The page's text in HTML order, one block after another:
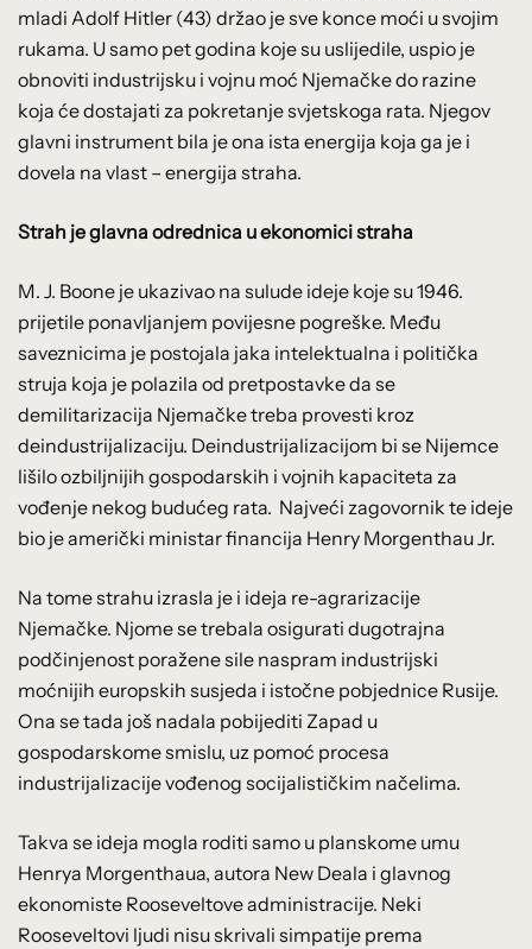
mladi Adolf Hitler (43) držao je sve konce moći u svojim
rukama. U samo pet godina koje su uslijedile, uspio je
obnoviti industrijsku i vojnu moć Njemačke do razine
koja će dostajati za pokretanje svjetskoga rata. Njegov
glavni instrument bila je ona ista energija koja ga je i
dovela na vlast – energija straha.
Strah je glavna odrednica u ekonomici straha
M. J. Boone je ukazivao na sulude ideje koje su 1946.
prijetile ponavljanjem povijesne pogreške. Među
saveznicima je postojala jaka intelektualna i politička
struja koja je polazila od pretpostavke da se
demilitarizacija Njemačke treba provesti kroz
deindustrijalizaciju. Deindustrijalizacijom bi se Nijemce
lišilo ozbiljnijih gospodarskih i vojnih kapaciteta za
vođenje nekog budućeg rata. Najveći zagovornik te ideje
bio je američki ministar financija Henry Morgenthau Jr.
Na tome strahu izrasla je i ideja re-agrarizacije
Njemačke. Njome se trebala osigurati dugotrajna
podčinjenost poražene sile naspram industrijski
moćnijih europskih susjeda i istočne pobjednice Rusije.
Ona se tada još nadala pobijediti Zapad u
gospodarskome smislu, uz pomoć procesa
industrijalizacije vođenog socijalističkim načelima.
Takva se ideja mogla roditi samo u planskome umu
Henrya Morgenthaua, autora New Deala i glavnog
ekonomiste Rooseveltove administracije. Neki
Rooseveltovi ljudi nisu skrivali simpatije prema